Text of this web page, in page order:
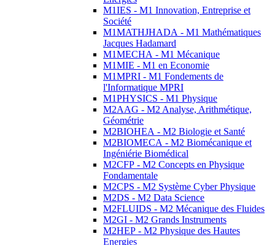
M1IES - M1 Innovation, Entreprise et
Société
M1MATHJHADA - M1 Mathématiques
Jacques Hadamard
M1MECHA - M1 Mécanique
M1MIE - M1 en Economie
M1MPRI - M1 Fondements de
l'Informatique MPRI
M1PHYSICS - M1 Physique
M2AAG - M2 Analyse, Arithmétique,
Géométrie
M2BIOHEA - M2 Biologie et Santé
M2BIOMECA - M2 Biomécanique et
Ingéniérie Biomédical
M2CFP - M2 Concepts en Physique
Fondamentale
M2CPS - M2 Système Cyber Physique
M2DS - M2 Data Science
M2FLUIDS - M2 Mécanique des Fluides
M2GI - M2 Grands Instruments
M2HEP - M2 Physique des Hautes
Energies